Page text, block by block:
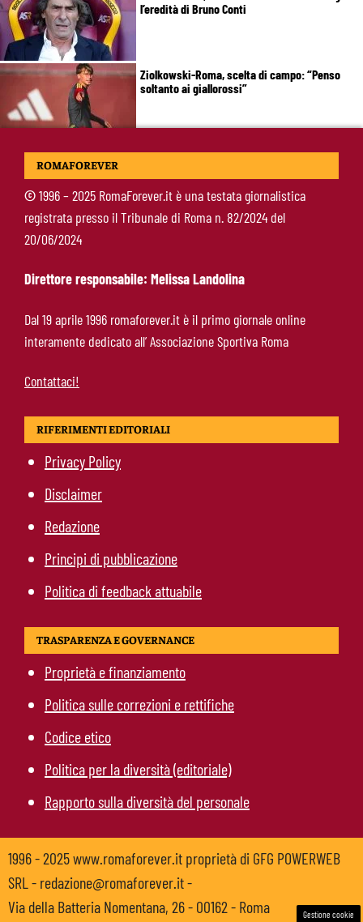
l’eredità di Bruno Conti
Ziolkowski-Roma, scelta di campo: “Penso
soltanto ai giallorossi”
Koné-Roma, muro da 60 milioni: cosa serve
Nusa-Roma, la pista si raffredda: nessuna
apertura dal giocatore e dal Lipsia
ROMAFOREVER
©1996 – 2025 RomaForever.it è una testata giornalistica
registrata presso il Tribunale di Roma n. 82/2024 del
20/06/2024
Direttore responsabile: Melissa Landolina
Dal 19 aprile 1996 romaforever.it è il primo giornale online
interamente dedicato all’ Associazione Sportiva Roma
Contattaci!
RIFERIMENTI EDITORIALI
Privacy Policy
Disclaimer
Redazione
Principi di pubblicazione
Politica di feedback attuabile
TRASPARENZA E GOVERNANCE
Proprietà e finanziamento
Politica sulle correzioni e rettifiche
Codice etico
Politica per la diversità (editoriale)
Rapporto sulla diversità del personale
1996 - 2025 www.romaforever.it proprietà di GFG POWERWEB
SRL - redazione@romaforever.it -
Via della Batteria Nomentana, 26 - 00162 - Roma
Gestione cookie